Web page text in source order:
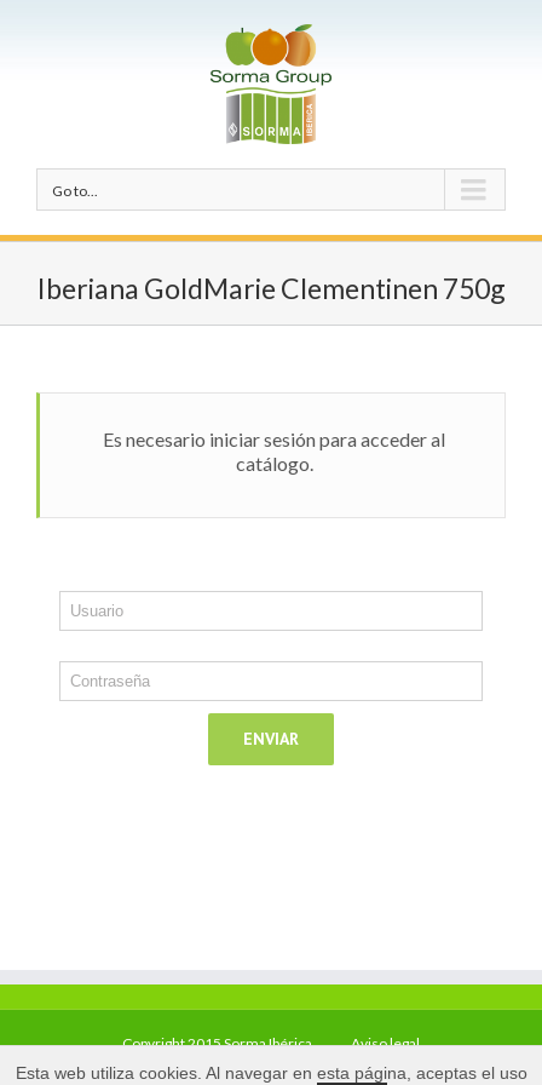
Go to...
Iberiana GoldMarie Clementinen 750g
Es necesario iniciar sesión para acceder al
catálogo.
Copyright 2015 Sorma Ibérica Aviso legal
Esta web utiliza cookies. Al navegar en esta página, aceptas el uso